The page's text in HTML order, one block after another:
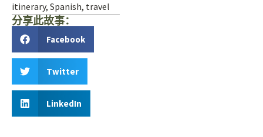
itinerary, Spanish, travel
分享此故事：
Facebook
Twitter
LinkedIn